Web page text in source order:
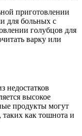
приготовлении
для больных с
голубцов для
варку или
недостатков
высокое
продукты могут
таких как тошнота и